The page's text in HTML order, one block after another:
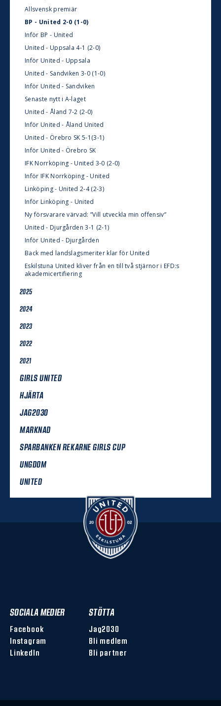
Allsvensk premiär
BP - United 2-0 (1-0)
Inför BP - United
United - Uppsala 4-1 (2-0)
Inför United - Uppsala
United - Sandviken 3-0 (1-0)
Inför United - Sandviken
Senaste nytt i A-laget
United - Åland 7-2 (2-0)
Inför United - Åland United
United - Örebro SK 5-1(3-1)
Inför United - Örebro SK
IFK Norrköping - United 3-0 (2-0)
Inför IFK Norrköping - United
Linköping - United 2-4 (2-3)
Inför Linköping - United
Ny försvarare värvad: ”Vill utveckla min offensiv”
United - Djurgården 3-1 (2-1)
Inför United - Djurgården
Back med landslagsmeriter klar för United
Eskilstuna United kliver från en till två stjärnor i EFD:s
akademicertifiering
2025
2024
2023
2022
2021
GIRLS UNITED
HJÄRTA
JAG2030
MARKNAD
SPARBANKEN REKARNE GIRLS CUP
UNGDOM
UNITED
SOCIALA MEDIER
Facebook
Instagram
LinkedIn
STÖTTA
Jag2030
Bli medlem
Bli partner